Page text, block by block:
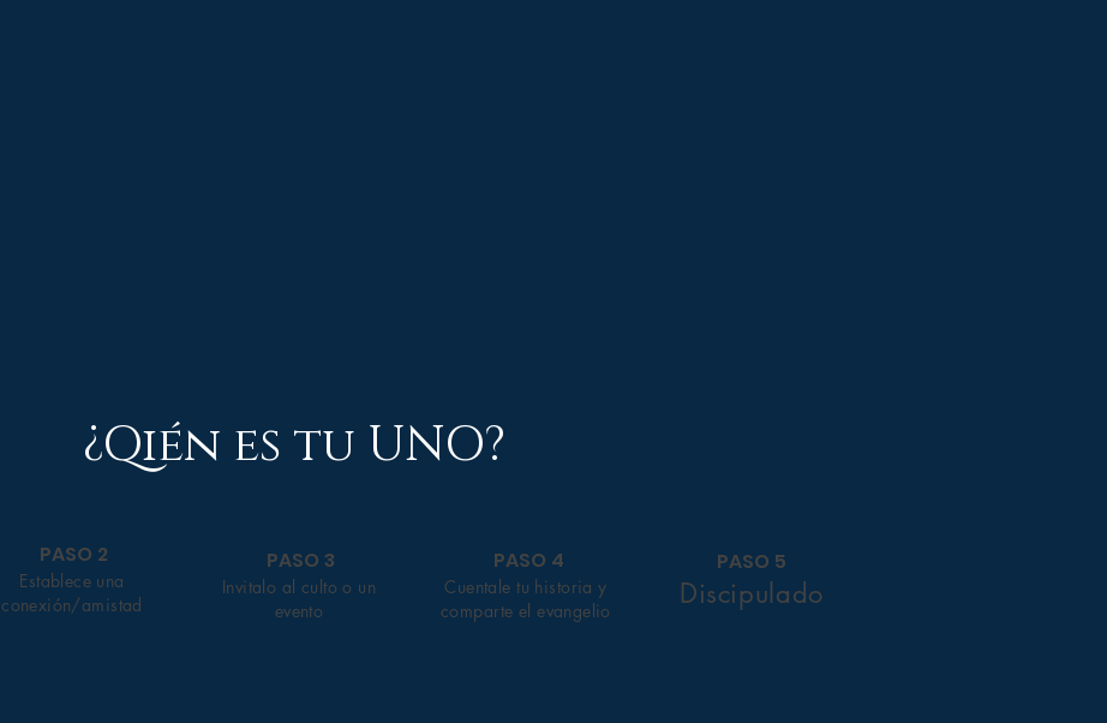
¿Qién es tu UNO?
PASO 2
Establece una
conexión/amistad
PASO 3
Invitalo al culto o un
evento
PASO 4
Cuentale tu historia y
comparte el evangelio
PASO 5
Discipulado